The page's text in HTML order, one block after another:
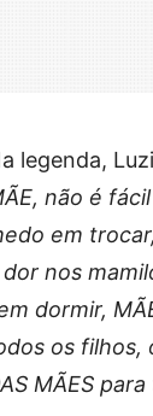
legenda,
não é
em
dor nos
dormir,
os filhos,
MÃES